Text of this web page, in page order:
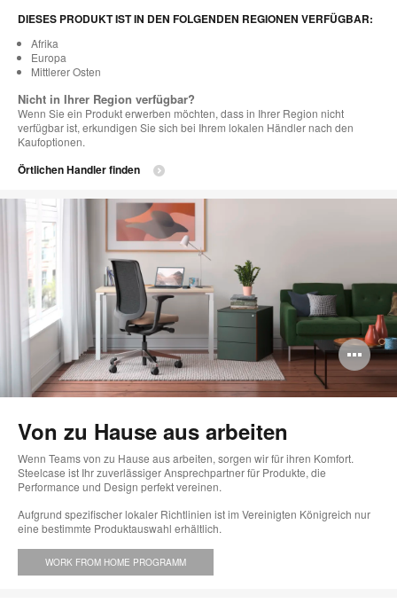
DIESES PRODUKT IST IN DEN FOLGENDEN REGIONEN VERFÜGBAR:
Afrika
Europa
Mittlerer Osten
Nicht in Ihrer Region verfügbar?
Wenn Sie ein Produkt erwerben möchten, dass in Ihrer Region nicht
verfügbar ist, erkundigen Sie sich bei Ihrem lokalen Händler nach den
Kaufoptionen.
Örtlichen Handler finden
Von zu Hause aus arbeiten
Wenn Teams von zu Hause aus arbeiten, sorgen wir für ihren Komfort.
Steelcase ist Ihr zuverlässiger Ansprechpartner für Produkte, die
Performance und Design perfekt vereinen.
Aufgrund spezifischer lokaler Richtlinien ist im Vereinigten Königreich nur
eine bestimmte Produktauswahl erhältlich.
WORK FROM HOME PROGRAMM